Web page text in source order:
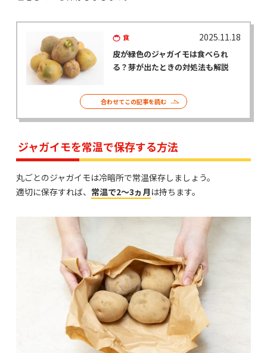
食 2025.11.18
皮が緑色のジャガイモは食べられ
る？芽が出たときの対処法も解説
合わせてこの記事を読む
ジャガイモを常温で保存する方法
丸ごとのジャガイモは冷暗所で常温保存しましょう。
適切に保存すれば、 常温で2～3ヵ月 は持ちます。